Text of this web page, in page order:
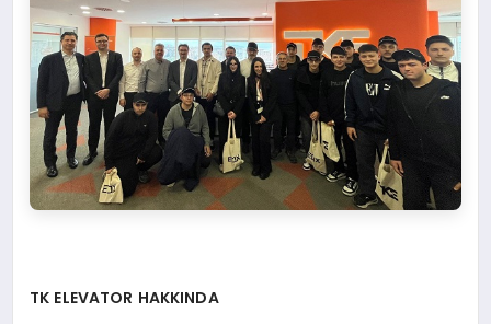
TK ELEVATOR HAKKINDA